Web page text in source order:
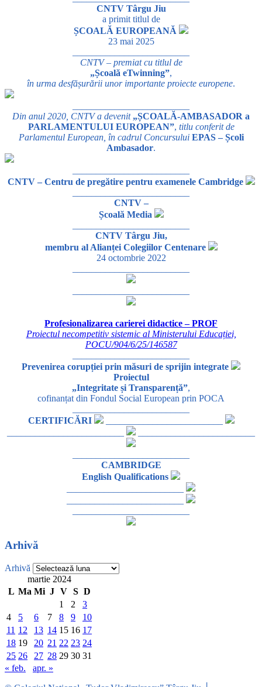
CNTV Târgu Jiu
a primit titlul de
ȘCOALĂ EUROPEANĂ
23 mai 2025
CNTV – premiat cu titlul de
„Școală eTwinning”,
în urma desfășurării unor importante proiecte europene.
Din anul 2020, CNTV a devenit „ȘCOALĂ-AMBASADOR a
PARLAMENTULUI EUROPEAN”, titlu conferit de
Parlamentul European, în cadrul Concursului EPAS – Școli
Ambasador.
CNTV – Centru de pregătire pentru examenele Cambridge
CNTV –
Școală Media
CNTV Târgu Jiu,
membru al Alianței Colegiilor Centenare
24 octombrie 2022
Profesionalizarea carierei didactice – PROF
Proiectul necompetitiv sistemic al Ministerului Educației,
POCU/904/6/25/146587
Prevenirea corupției prin măsuri de sprijin integrate
Proiectul
„Integritate și Transparență”,
cofinanțat din Fondul Social European prin POCA
CERTIFICĂRI
_________________________
CAMBRIDGE
English Qualifications
Arhivă
Arhivă
martie 2024
L Ma Mi J V S D
1
2
3
4
5 6 7 8 9
10
11 12 13 14 15 16 17
18 19 20 21 22 23 24
25 26 27 28 29 30 31
« feb.
apr. »